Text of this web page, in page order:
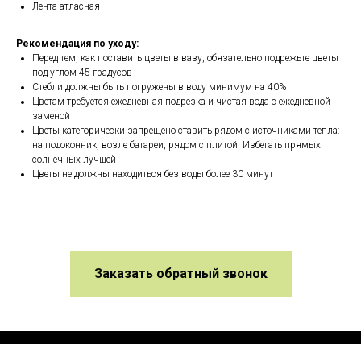
Лента атласная
Рекомендация по уходу:
Перед тем, как поставить цветы в вазу, обязательно подрежьте цветы
под углом 45 градусов
Стебли должны быть погружены в воду минимум на 40%
Цветам требуется ежедневная подрезка и чистая вода с ежедневной
заменой
Цветы категорически запрещено ставить рядом с источниками тепла:
на подоконник, возле батареи, рядом с плитой. Избегать прямых
солнечных лучшей
Цветы не должны находиться без воды более 30 минут
Заказать обратный звонок